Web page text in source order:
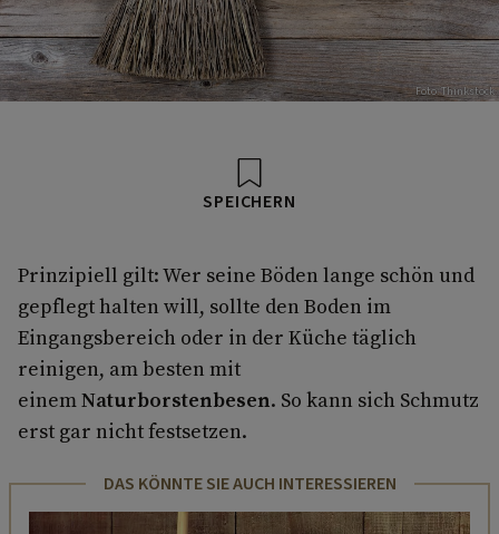
Foto: Thinkstock
SPEICHERN
Prinzipiell gilt: Wer seine Böden lange schön und
gepflegt halten will, sollte den Boden im
Eingangsbereich oder in der Küche täglich
reinigen, am besten mit
einemNaturborstenbesen. So kann sich Schmutz
erst gar nicht festsetzen.
DAS KÖNNTE SIE AUCH INTERESSIEREN